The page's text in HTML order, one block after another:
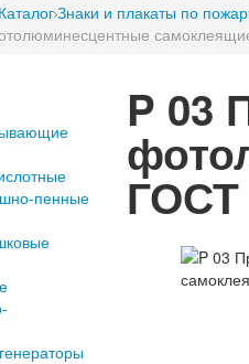
КаталогЗнаки и плакаты по
пенные
P 03
ГОСТ